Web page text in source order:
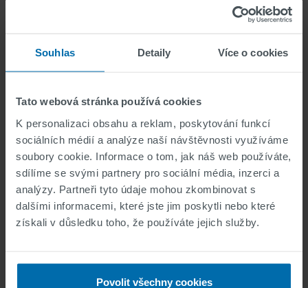
Souhlas Detaily Více o cookies
Tato webová stránka používá cookies
K personalizaci obsahu a reklam, poskytování funkcí
sociálních médií a analýze naší návštěvnosti využíváme
soubory cookie. Informace o tom, jak náš web používáte,
sdílíme se svými partnery pro sociální média, inzerci a
analýzy. Partneři tyto údaje mohou zkombinovat s
dalšími informacemi, které jste jim poskytli nebo které
získali v důsledku toho, že používáte jejich služby.
Povolit všechny cookies
Playground and Schoolyard